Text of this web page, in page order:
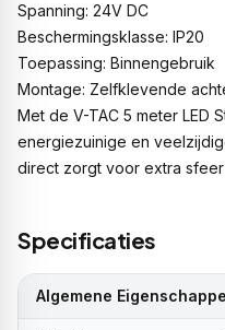
Spanning: 24V DC
Beschermingsklasse: IP20
Toepassing: Binnengebruik
Montage: Zelfklevende
Met de V-TAC 5 meter LED
energiezuinige en
direct zorgt voor extra
Specificaties
Algemene